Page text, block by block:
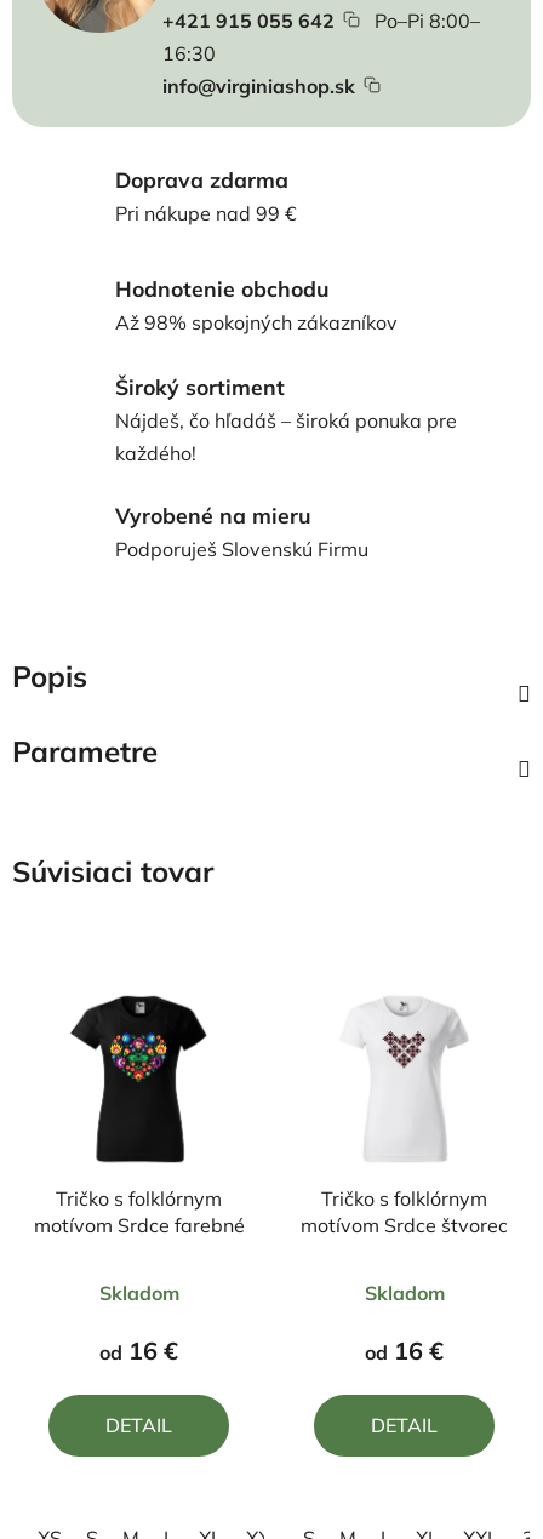
+421 915 055 642
Po–Pi 8:00–
16:30
info@virginiashop.sk
Doprava zdarma
Pri nákupe nad 99 €
Hodnotenie obchodu
Až 98% spokojných zákazníkov
Široký sortiment
Nájdeš, čo hľadáš – široká ponuka pre
každého!
Vyrobené na mieru
Podporuješ Slovenskú Firmu
Popis
Parametre
Súvisiaci tovar
Tričko s folklórnym
motívom Srdce farebné
hodnotenie
produktu
z
Skladom
od 16 €
DETAIL
Tričko s folklórnym
motívom Srdce štvorec
hodnotenie
produktu
z
Skladom
od 16 €
DETAIL